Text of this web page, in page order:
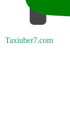
Taxiuber7.com